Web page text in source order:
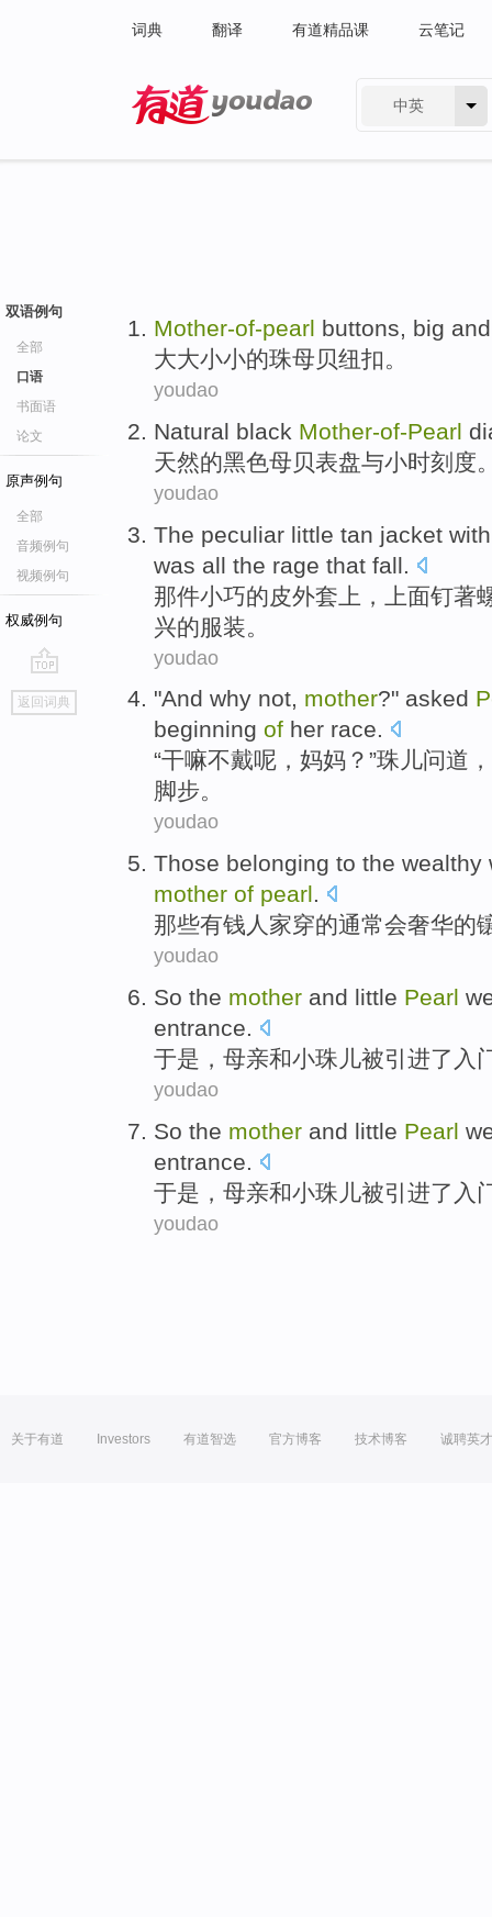
词典 翻译 有道精品课 云笔记
中英
双语例句
全部
口语
书面语
论文
原声例句
全部
音频例句
视频例句
权威例句
go
top
返回词典
Mother-of-pearl buttons, big
大大小小的珠母贝纽扣。
youdao
Natural black Mother-of-Pearl
天然的黑色母贝表盘与小时刻度
youdao
The peculiar little tan jacket
was all the rage that fall
那件小巧的皮外套 上，上面钉著
兴的服装。
youdao
"And why not, mother?" asked
beginning of her race.
“干嘛不戴呢， 妈妈 ？”珠儿问道 ，
脚步。
youdao
Those belonging to the wealthy
mother of pearl.
那些有钱 人家穿的通常会奢华的
youdao
So the mother and little Pearl
entrance.
于是 ， 母亲和小珠儿被引进了 入
youdao
So the mother and little Pearl
entrance.
于是 ， 母亲和小珠儿被引进了 入
youdao
关于有道 Investors 有道智选 官方博客 技术博客 诚聘英才